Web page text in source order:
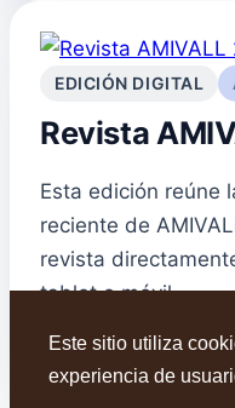
Este sitio utiliza
experiencia de
EDICIÓN DIGITAL
Revista
Esta edición reúne
reciente de
revista
tablet o móvil.
Abrir revista